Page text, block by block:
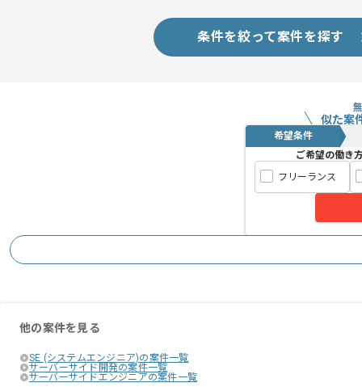
オンラインコミュニケーションでの開
条件を絞って案件を探す
似た案
希望条件
ご希望の働き
フリーランス
他の案件を見る
SE (システムエンジニア)の案件一覧
サーバーサイド開発の案件一覧
サーバーサイドエンジニアの案件一覧